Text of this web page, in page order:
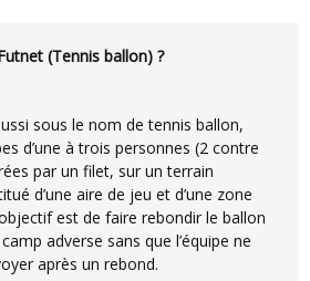
Futnet (Tennis ballon) ?
sous le nom de tennis ballon,
d’une à trois personnes (2 contre
par un filet, sur un terrain
d’une aire de jeu et d’une zone
est de faire rebondir le ballon
adverse sans que l’équipe ne
après un rebond.